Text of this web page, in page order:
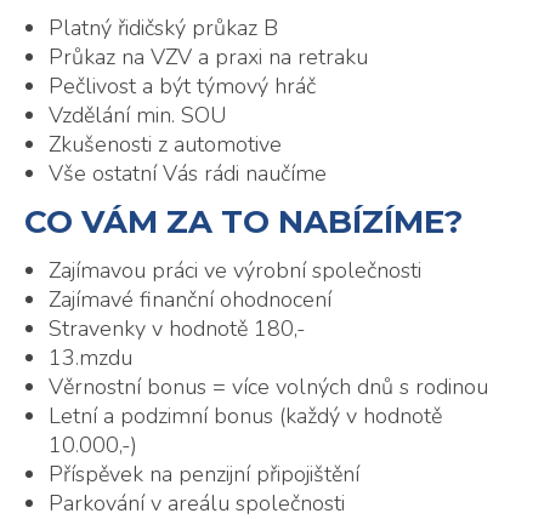
Platný řidičský průkaz B
Průkaz na VZV a praxi na retraku
Pečlivost a být týmový hráč
Vzdělání min. SOU
Zkušenosti z automotive
Vše ostatní Vás rádi naučíme
CO VÁM ZA TO NABÍZÍME?
Zajímavou práci ve výrobní společnosti
Zajímavé finanční ohodnocení
Stravenky v hodnotě 180,-
13.mzdu
Věrnostní bonus = více volných dnů s rodinou
Letní a podzimní bonus (každý v hodnotě
10.000,-)
Příspěvek na penzijní připojištění
Parkování v areálu společnosti